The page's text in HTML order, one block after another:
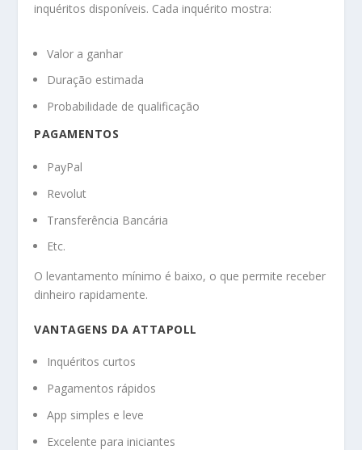
inquéritos disponíveis. Cada inquérito mostra:
Valor a ganhar
Duração estimada
Probabilidade de qualificação
PAGAMENTOS
PayPal
Revolut
Transferência Bancária
Etc.
O levantamento mínimo é baixo, o que permite receber
dinheiro rapidamente.
VANTAGENS DA ATTAPOLL
Inquéritos curtos
Pagamentos rápidos
App simples e leve
Excelente para iniciantes